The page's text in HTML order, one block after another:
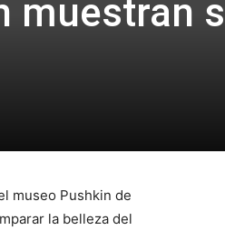
muestran
museo Pushkin de
la belleza del